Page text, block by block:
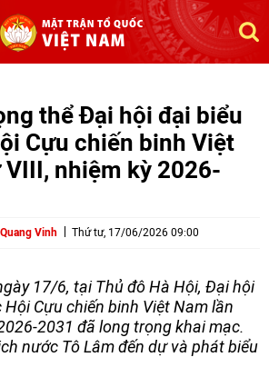
thể Đại hội đại biểu
Cựu chiến binh Việt
nhiệm kỳ 2026-
Vinh Thứ tư, 17/06/2026 09:00
17/6, tại Thủ đô Hà Hội, Đại hội
Cựu chiến binh Việt Nam lần
2031 đã long trọng khai mạc.
nước Tô Lâm đến dự và phát biểu